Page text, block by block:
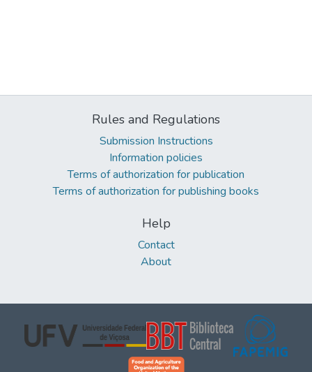
Rules and Regulations
Submission Instructions
Information policies
Terms of authorization for publication
Terms of authorization for publishing books
Help
Contact
About